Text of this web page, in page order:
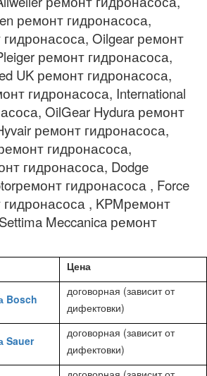
ремонт гидронасоса,
, Oilgear ремонт
ремонт гидронасоса,
UK ремонт гидронасоса,
гидронасоса, International
, OilGear Hydura ремонт
ремонт гидронасоса,
гидронасоса,
гидронасоса, Dodge
ремонт гидронасоса , Force
, KPMремонт
Meccanica ремонт
Цена
Bosch
договорная (зависит от
дифектовки)
Sauer
договорная (зависит от
дифектовки)